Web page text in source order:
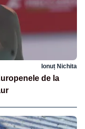
Ionuț Nichita
de la